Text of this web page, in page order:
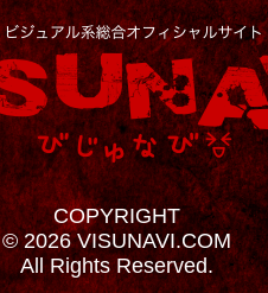
COPYRIGHT
© 2026 VISUNAVI.COM
All Rights Reserved.